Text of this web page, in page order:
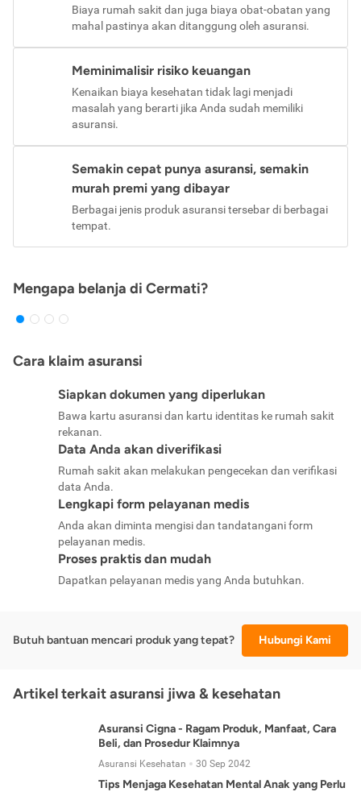
Biaya rumah sakit dan juga biaya obat-obatan yang
mahal pastinya akan ditanggung oleh asuransi.
Meminimalisir risiko keuangan
Kenaikan biaya kesehatan tidak lagi menjadi
masalah yang berarti jika Anda sudah memiliki
asuransi.
Semakin cepat punya asuransi, semakin
murah premi yang dibayar
Berbagai jenis produk asuransi tersebar di berbagai
tempat.
Mengapa belanja di Cermati?
Cara klaim asuransi
Siapkan dokumen yang diperlukan
Bawa kartu asuransi dan kartu identitas ke rumah sakit
rekanan.
Data Anda akan diverifikasi
Rumah sakit akan melakukan pengecekan dan verifikasi
data Anda.
Lengkapi form pelayanan medis
Anda akan diminta mengisi dan tandatangani form
pelayanan medis.
Proses praktis dan mudah
Dapatkan pelayanan medis yang Anda butuhkan.
Butuh bantuan mencari produk yang tepat? Hubungi Kami
Artikel terkait asuransi jiwa & kesehatan
Asuransi Cigna - Ragam Produk, Manfaat, Cara
Beli, dan Prosedur Klaimnya
Asuransi Kesehatan 30 Sep 2042
Tips Menjaga Kesehatan Mental Anak yang Perlu